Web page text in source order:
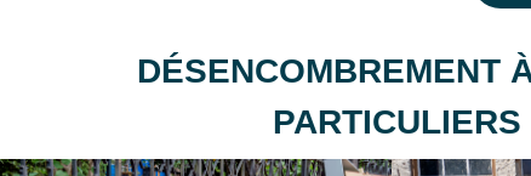
DÉSENCOMBREMENT